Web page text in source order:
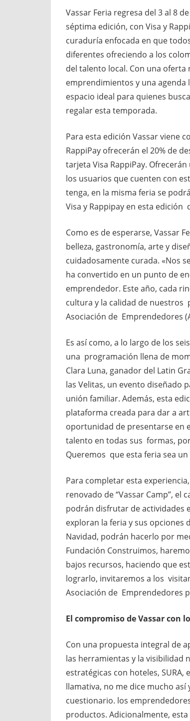
Vassar Feria regresa del 3 al 8
séptima edición, con Visa y
curaduría enfocada en que
diferentes ofreciendo a los
del talento local. Con una
emprendimientos y una agenda
espacio ideal para quienes
regalar esta temporada.
Para esta edición Vassar viene
RappiPay ofrecerán el 20% de
tarjeta Visa RappiPay.
los usuarios que cuenten con
tenga, en la misma feria se
Visa y Rappipay en esta edición
Como es de esperarse, Vassar
belleza, gastronomía, arte y
cuidadosamente curada. «Nos
ha convertido en un punto de
emprendedor. Este año, cada
cultura y la calidad de nuestros
Asociación de Emprendedores
Es así como, a lo largo de los
una programación llena de
Clara Luna, ganador del Latin
las Velitas, un evento diseñado
unión familiar. Además, esta
plataforma creada para dar a
oportunidad de presentarse en
talento en todas sus formas,
Queremos que esta feria sea
Para completar esta
renovado de “Vassar Camp”,
podrán disfrutar de actividades
exploran la feria y sus opciones
Navidad, podrán hacerlo por
Fundación Construimos,
bajos recursos, haciendo que
lograrlo, invitaremos a los
Asociación de Emprendedores
El compromiso de Vassar con
Con una propuesta integral de
las herramientas y la visibilidad
estratégicas con hoteles,
llamativa, no me dice mucho
cuestionario. los
productos. Adicionalmente,